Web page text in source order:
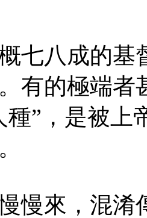
七八成的基
有的極端者
種”，是被上
慢來，混